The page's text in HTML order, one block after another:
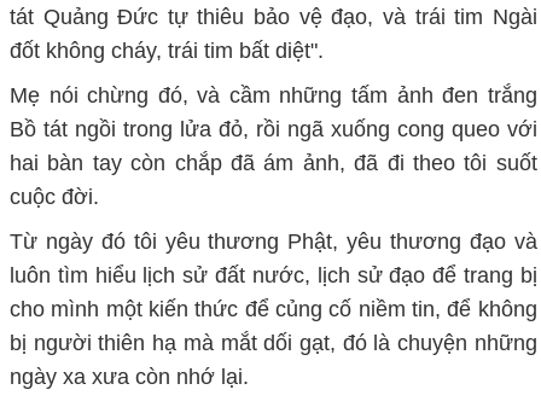
tát Quảng Đức tự thiêu bảo vệ đạo, và trái tim Ngài
đốt không cháy, trái tim bất diệt".
Mẹ nói chừng đó, và cầm những tấm ảnh đen trắng
Bồ tát ngồi trong lửa đỏ, rồi ngã xuống cong queo với
hai bàn tay còn chắp đã ám ảnh, đã đi theo tôi suốt
cuộc đời.
Từ ngày đó tôi yêu thương Phật, yêu thương đạo và
luôn tìm hiểu lịch sử đất nước, lịch sử đạo để trang bị
cho mình một kiến thức để củng cố niềm tin, để không
bị người thiên hạ mà mắt dối gạt, đó là chuyện những
ngày xa xưa còn nhớ lại.